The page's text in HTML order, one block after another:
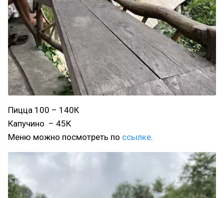
Пицца 100 – 140К
Капучино – 45К
Меню можно посмотреть по ссылке.